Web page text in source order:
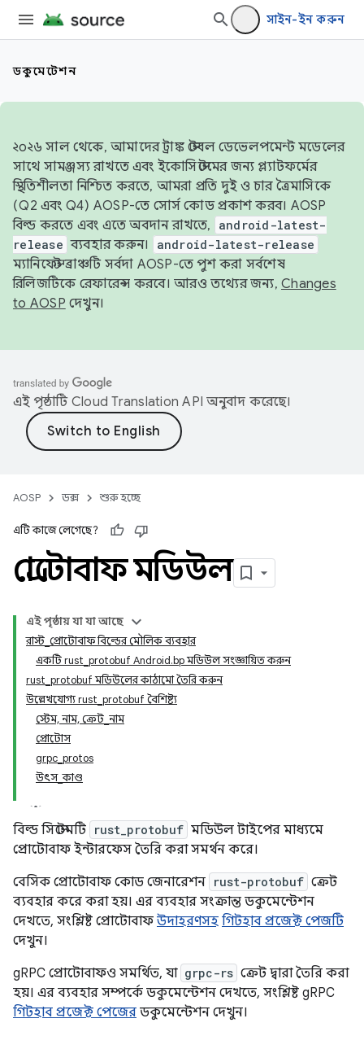
সাইন-ইন করুন
ডকুমেন্টেশন
২০২৬ সাল থেকে, আমাদের ট্রাঙ্ক স্টেবল ডেভেলপমেন্ট মডেলের
সাথে সামঞ্জস্য রাখতে এবং ইকোসিস্টেমের জন্য প্ল্যাটফর্মের
স্থিতিশীলতা নিশ্চিত করতে, আমরা প্রতি দুই ও চার ত্রৈমাসিকে
(Q2 এবং Q4) AOSP-তে সোর্স কোড প্রকাশ করব। AOSP
বিল্ড করতে এবং এতে অবদান রাখতে,
android-latest-
release ব্যবহার করুন। android-latest-release
ম্যানিফেস্ট ব্রাঞ্চটি সর্বদা AOSP-তে পুশ করা সর্বশেষ
রিলিজটিকে রেফারেন্স করবে। আরও তথ্যের জন্য, Changes
to AOSP দেখুন।
এই পৃষ্ঠাটি Cloud Translation API অনুবাদ করেছে।
AOSP ডক্স শুরু হচ্ছে
এটি কাজে লেগেছে?
প্রোটোবাফ মডিউল
এই পৃষ্ঠায় যা যা আছে
রাস্ট_প্রোটোবাফ বিল্ডের মৌলিক ব্যবহার
একটি rust_protobuf Android.bp মডিউল সংজ্ঞায়িত করুন
rust_protobuf মডিউলের কাঠামো তৈরি করুন
উল্লেখযোগ্য rust_protobuf বৈশিষ্ট্য
স্টেম, নাম, ক্রেট_নাম
প্রোটোস
grpc_protos
উৎস_কাণ্ড
বিল্ড সিস্টেমটি rust_protobuf মডিউল টাইপের মাধ্যমে
প্রোটোবাফ ইন্টারফেস তৈরি করা সমর্থন করে।
বেসিক প্রোটোবাফ কোড জেনারেশন rust-protobuf ক্রেট
ব্যবহার করে করা হয়। এর ব্যবহার সংক্রান্ত ডকুমেন্টেশন
দেখতে, সংশ্লিষ্ট প্রোটোবাফ উদাহরণসহ গিটহাব প্রজেক্ট পেজটি
দেখুন।
gRPC প্রোটোবাফও সমর্থিত, যা grpc-rs ক্রেট দ্বারা তৈরি করা
হয়। এর ব্যবহার সম্পর্কে ডকুমেন্টেশন দেখতে, সংশ্লিষ্ট gRPC
গিটহাব প্রজেক্ট পেজের ডকুমেন্টেশন দেখুন।